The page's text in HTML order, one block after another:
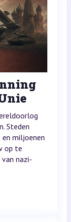
Steden
miljoenen
op te
nazi-